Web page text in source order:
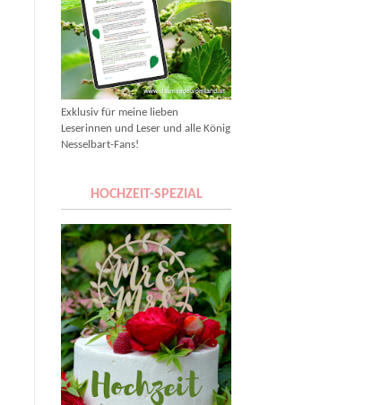
Exklusiv für meine lieben
Leserinnen und Leser und alle König
Nesselbart-Fans!
HOCHZEIT-SPEZIAL